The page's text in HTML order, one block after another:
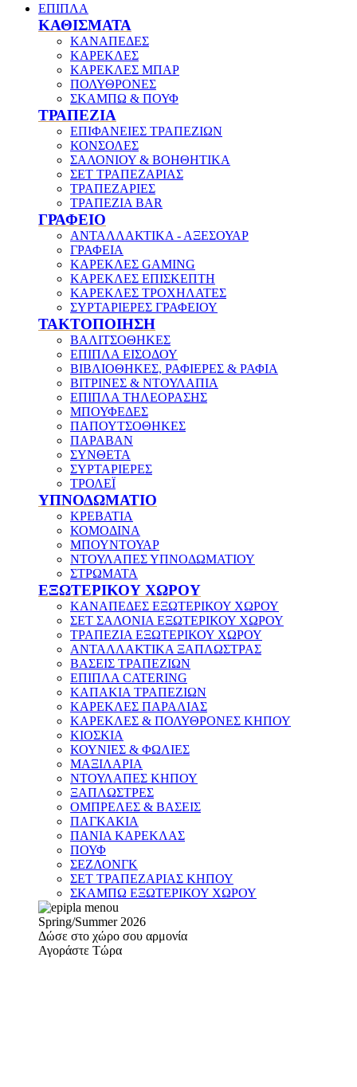
ΕΠΙΠΛΑ
ΚΑΘΙΣΜΑΤΑ
ΚΑΝΑΠΕΔΕΣ
ΚΑΡΕΚΛΕΣ
ΚΑΡΕΚΛΕΣ ΜΠΑΡ
ΠΟΛΥΘΡΟΝΕΣ
ΣΚΑΜΠΩ & ΠΟΥΦ
ΤΡΑΠΕΖΙΑ
ΕΠΙΦΑΝΕΙΕΣ ΤΡΑΠΕΖΙΩΝ
ΚΟΝΣΟΛΕΣ
ΣΑΛΟΝΙΟΥ & ΒΟΗΘΗΤΙΚΑ
ΣΕΤ ΤΡΑΠΕΖΑΡΙΑΣ
ΤΡΑΠΕΖΑΡΙΕΣ
ΤΡΑΠΕΖΙΑ BAR
ΓΡΑΦΕΙΟ
ΑΝΤΑΛΛΑΚΤΙΚΑ - ΑΞΕΣΟΥΑΡ
ΓΡΑΦΕΙΑ
ΚΑΡΕΚΛΕΣ GAMING
ΚΑΡΕΚΛΕΣ ΕΠΙΣΚΕΠΤΗ
ΚΑΡΕΚΛΕΣ ΤΡΟΧΗΛΑΤΕΣ
ΣΥΡΤΑΡΙΕΡΕΣ ΓΡΑΦΕΙΟΥ
ΤΑΚΤΟΠΟΙΗΣΗ
ΒΑΛΙΤΣΟΘΗΚΕΣ
ΕΠΙΠΛΑ ΕΙΣΟΔΟΥ
ΒΙΒΛΙΟΘΗΚΕΣ, ΡΑΦΙΕΡΕΣ & ΡΑΦΙΑ
ΒΙΤΡΙΝΕΣ & ΝΤΟΥΛΑΠΙΑ
ΕΠΙΠΛΑ ΤΗΛΕΟΡΑΣΗΣ
ΜΠΟΥΦΕΔΕΣ
ΠΑΠΟΥΤΣΟΘΗΚΕΣ
ΠΑΡΑΒΑΝ
ΣΥΝΘΕΤΑ
ΣΥΡΤΑΡΙΕΡΕΣ
ΤΡΟΛΕΪ
ΥΠΝΟΔΩΜΑΤΙΟ
ΚΡΕΒΑΤΙΑ
ΚΟΜΟΔΙΝΑ
ΜΠΟΥΝΤΟΥΑΡ
ΝΤΟΥΛΑΠΕΣ ΥΠΝΟΔΩΜΑΤΙΟΥ
ΣΤΡΩΜΑΤΑ
ΕΞΩΤΕΡΙΚΟΥ ΧΩΡΟΥ
ΚΑΝΑΠΕΔΕΣ ΕΞΩΤΕΡΙΚΟΥ ΧΩΡΟΥ
ΣΕΤ ΣΑΛΟΝΙΑ ΕΞΩΤΕΡΙΚΟΥ ΧΩΡΟΥ
ΤΡΑΠΕΖΙΑ ΕΞΩΤΕΡΙΚΟΥ ΧΩΡΟΥ
ΑΝΤΑΛΛΑΚΤΙΚΑ ΞΑΠΛΩΣΤΡΑΣ
ΒΑΣΕΙΣ ΤΡΑΠΕΖΙΩΝ
ΕΠΙΠΛΑ CATERING
ΚΑΠΑΚΙΑ ΤΡΑΠΕΖΙΩΝ
ΚΑΡΕΚΛΕΣ ΠΑΡΑΛΙΑΣ
ΚΑΡΕΚΛΕΣ & ΠΟΛΥΘΡΟΝΕΣ ΚΗΠΟΥ
ΚΙΟΣΚΙΑ
ΚΟΥΝΙΕΣ & ΦΩΛΙΕΣ
ΜΑΞΙΛΑΡΙΑ
ΝΤΟΥΛΑΠΕΣ ΚΗΠΟΥ
ΞΑΠΛΩΣΤΡΕΣ
ΟΜΠΡΕΛΕΣ & ΒΑΣΕΙΣ
ΠΑΓΚΑΚΙΑ
ΠΑΝΙΑ ΚΑΡΕΚΛΑΣ
ΠΟΥΦ
ΣΕΖΛΟΝΓΚ
ΣΕΤ ΤΡΑΠΕΖΑΡΙΑΣ ΚΗΠΟΥ
ΣΚΑΜΠΩ ΕΞΩΤΕΡΙΚΟΥ ΧΩΡΟΥ
Spring/Summer 2026
Δώσε στο χώρο σου αρμονία
Αγοράστε Τώρα